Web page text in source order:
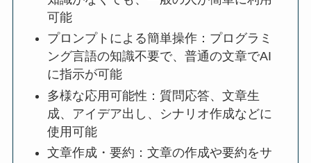
可能
プロンプトによる簡単操作：プログラミ
ング言語の知識不要で、普通の文章でAI
に指示が可能
多様な応用可能性：質問応答、文章生
成、アイデア出し、シナリオ作成などに
使用可能
文章作成・要約：文章の作成や要約をサ